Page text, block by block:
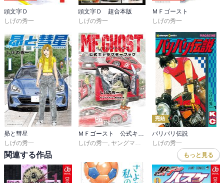
頭文字Ｄ
しげの秀一
頭文字Ｄ 超合本版
しげの秀一
ＭＦゴースト
しげの秀一
昴と彗星
しげの秀一
しげの秀一 ヤングマガジン編集部
完結
バリバリ伝説
しげの秀一
関連する作品 もっと見る